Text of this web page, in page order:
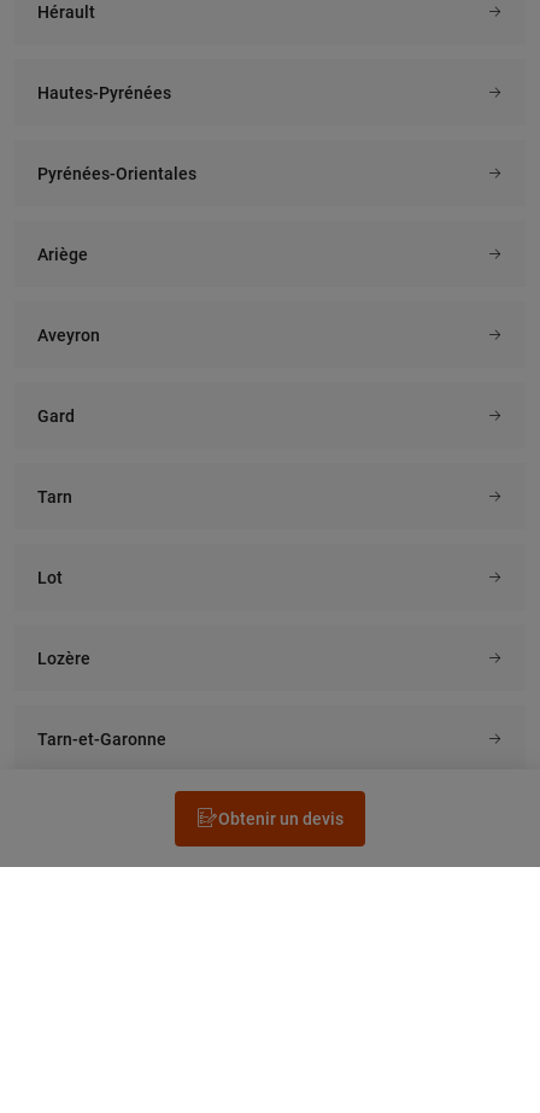
Obtenir un devis
Hérault
Hautes-Pyrénées
Pyrénées-Orientales
Ariège
Aveyron
Gard
Tarn
Lot
Lozère
Tarn-et-Garonne